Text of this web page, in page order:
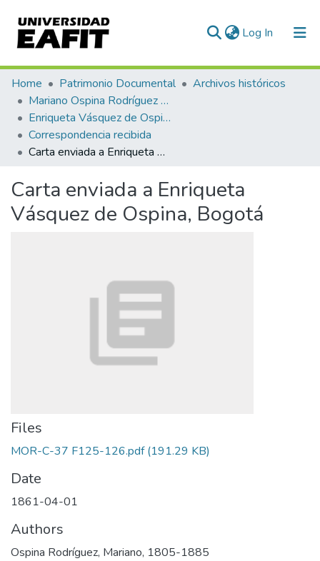
Log In (current)
Communities & Collections
All of DSpace
Statistics
Home Patrimonio Documental
Archivos históricos
Mariano Ospina Rodríguez (1826 -1912)
Enriqueta Vásquez de Ospina
Correspondencia recibida
Carta enviada a Enriqueta Vásquez de Ospina, Bogotá
Carta enviada a Enriqueta
Vásquez de Ospina, Bogotá
Files
MOR-C-37 F125-126.pdf(191.29 KB)
Date
1861-04-01
Authors
Ospina Rodríguez, Mariano, 1805-1885